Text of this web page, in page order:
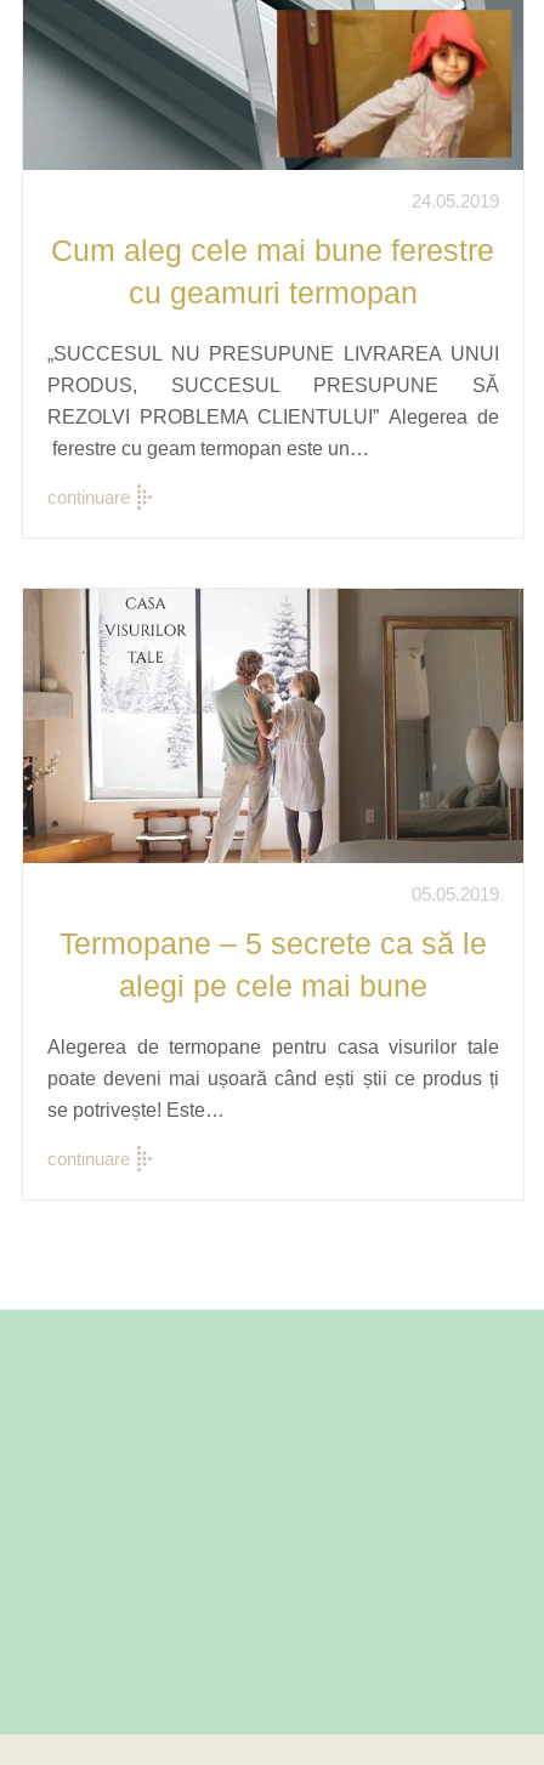
24.05.2019
Cum aleg cele mai bune ferestre
cu geamuri termopan
„SUCCESUL NU PRESUPUNE LIVRAREA UNUI
PRODUS, SUCCESUL PRESUPUNE SĂ
REZOLVI PROBLEMA CLIENTULUI” Alegerea de
ferestre cu geam termopan este un…
continuare
05.05.2019
Termopane – 5 secrete ca să le
alegi pe cele mai bune
Alegerea de termopane pentru casa visurilor tale
poate deveni mai ușoară când ești știi ce produs ți
se potrivește! Este…
continuare